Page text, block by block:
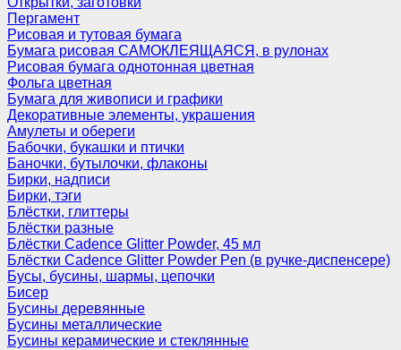
Пергамент
Рисовая и тутовая бумага
Бумага рисовая САМОКЛЕЯЩАЯСЯ, в рулонах
Рисовая бумага однотонная цветная
Фольга цветная
Бумага для живописи и графики
Декоративные элементы, украшения
Амулеты и обереги
Бабочки, букашки и птички
Баночки, бутылочки, флаконы
Бирки, надписи
Бирки, тэги
Блёстки, глиттеры
Блёстки разные
Блёстки Cadence Glitter Powder, 45 мл
Блёстки Cadence Glitter Powder Pen (в ручке-диспенсере)
Бусы, бусины, шармы, цепочки
Бисер
Бусины деревянные
Бусины металлические
Бусины керамические и стеклянные